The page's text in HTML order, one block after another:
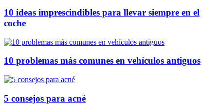
10 ideas imprescindibles para llevar siempre en el
coche
10 problemas más comunes en vehículos antiguos
5 consejos para acné